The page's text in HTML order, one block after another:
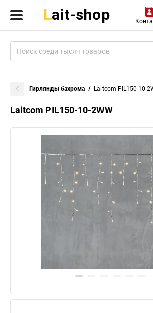
Гирлянды бахрома Laitcom PIL150-10-
Laitcom PIL150-10-2WW